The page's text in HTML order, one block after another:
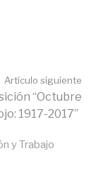
Artículo siguiente
“Octubre
1917-2017”
y Trabajo